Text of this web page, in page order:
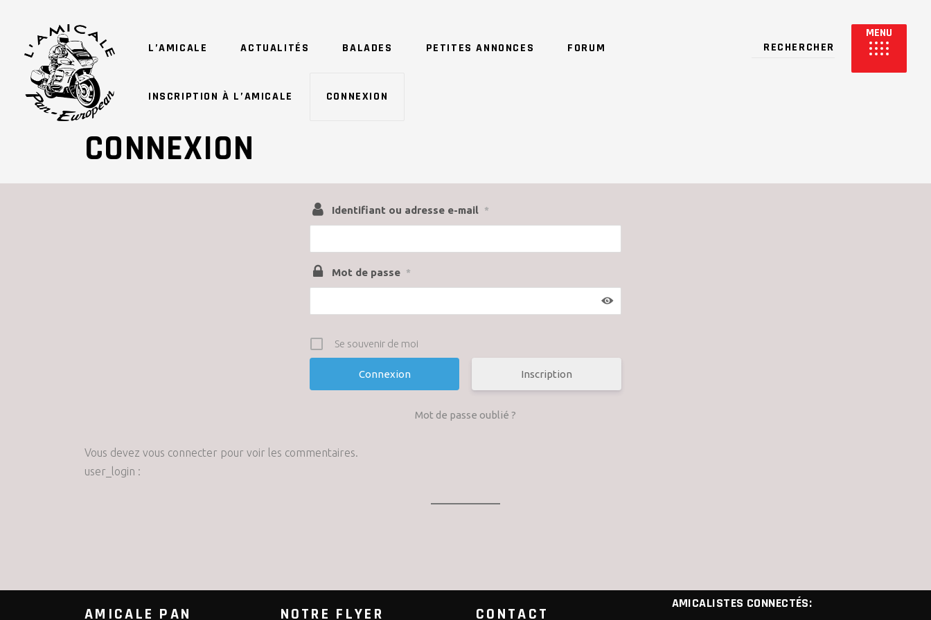
L’AMICALE ACTUALITÉS BALADES PETITES ANNONCES FORUM
INSCRIPTION À L’AMICALE CONNEXION
CONNEXION
Identifiant ou adresse e-mail *
Mot de passe *
Se souvenir de moi
Inscription
Mot de passe oublié ?
Vous devez vous connecter pour voir les commentaires.
user_login :
AMICALE PAN NOTRE FLYER CONTACT
AMICALISTES CONNECTÉS: